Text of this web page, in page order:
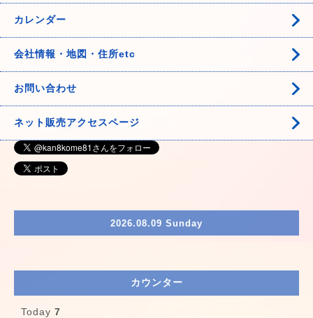
カレンダー
会社情報・地図・住所etc
お問い合わせ
ネット販売アクセスページ
2026.08.09 Sunday
カウンター
Today 7